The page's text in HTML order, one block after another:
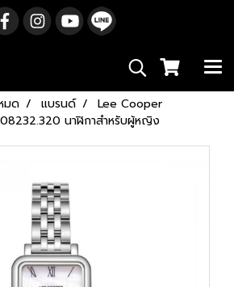
มด แบรนด์
Lee Cooper
นาฬิกาสำหรับผู้หญิง